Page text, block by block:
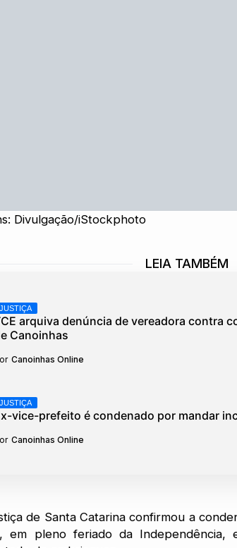
Divulgação/iStockphoto
LEIA TAMBÉM
JUSTIÇA
arquiva denúncia de vereadora contra
Canoinhas
Canoinhas Online
JUSTIÇA
vice-prefeito é condenado por mandar
Canoinhas Online
de Santa Catarina confirmou a
em pleno feriado da